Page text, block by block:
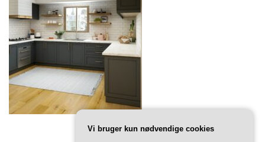
Vi bruger kun nødvendige cookies